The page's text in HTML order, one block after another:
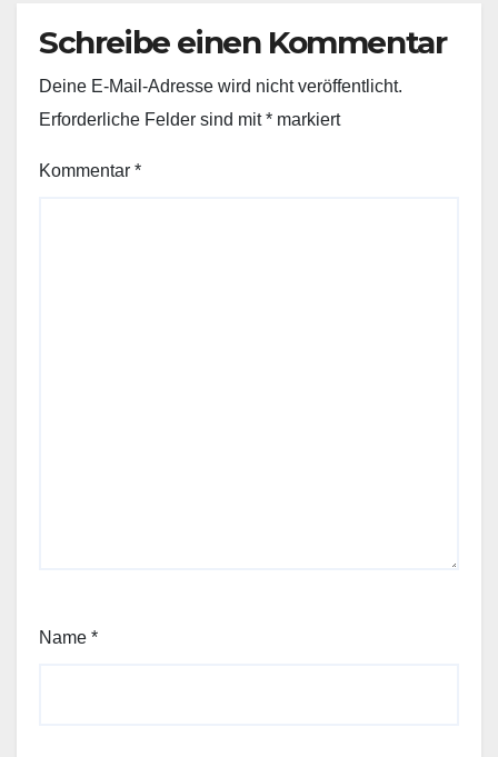
Schreibe einen Kommentar
Deine E-Mail-Adresse wird nicht veröffentlicht.
Erforderliche Felder sind mit* markiert
Kommentar *
Name *